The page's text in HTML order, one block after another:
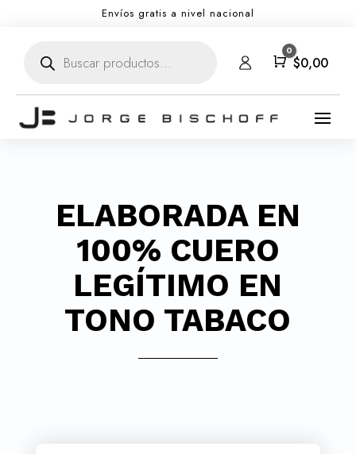
Envíos gratis a nivel nacional
productos Carro
0
$0,00
ELABORADA EN
100% CUERO
LEGÍTIMO EN
TONO TABACO